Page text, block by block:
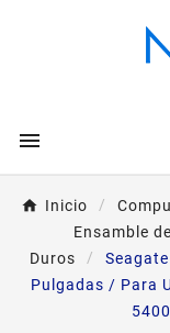

Inicio
Ensamble
Duros
Pulgadas / Para